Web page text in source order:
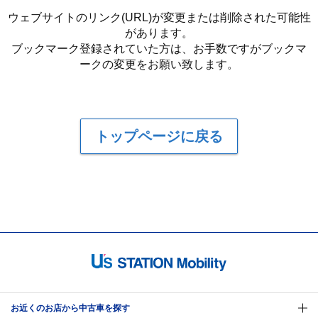
ウェブサイトのリンク(URL)が変更または削除された可能性
があります。
ブックマーク登録されていた方は、お手数ですがブックマ
ークの変更をお願い致します。
トップページに戻る
お近くのお店から中古車を探す